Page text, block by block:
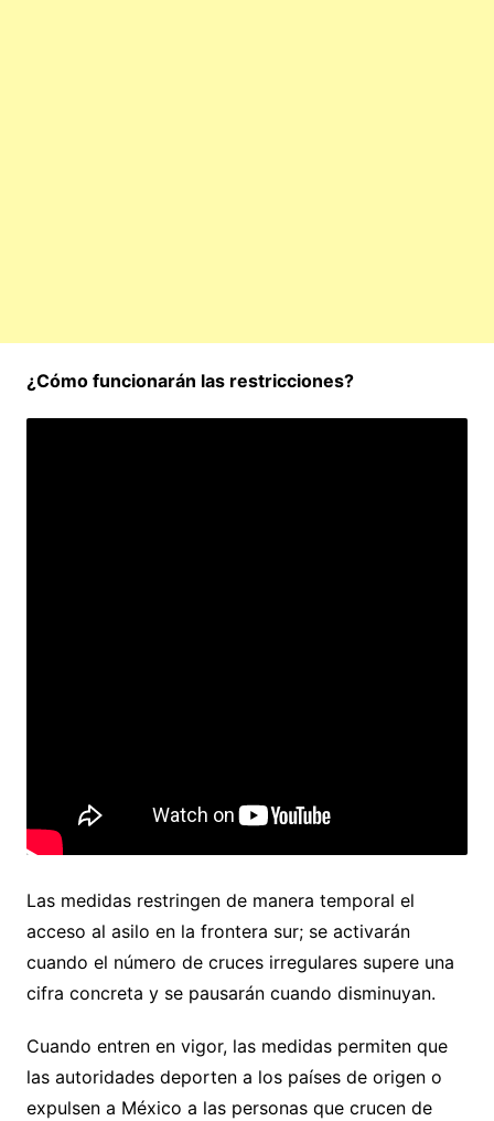
¿Cómo funcionarán las restricciones?
Las medidas restringen de manera temporal el
acceso al asilo en la frontera sur; se activarán
cuando el número de cruces irregulares supere una
cifra concreta y se pausarán cuando disminuyan.
Cuando entren en vigor, las medidas permiten que
las autoridades deporten a los países de origen o
expulsen a México a las personas que crucen de